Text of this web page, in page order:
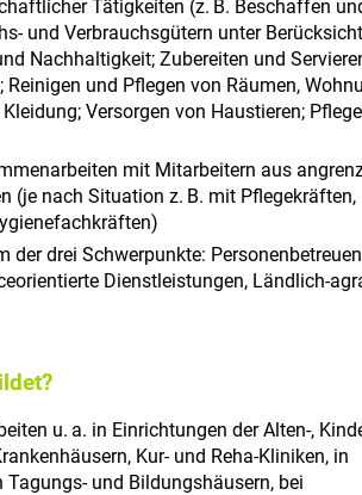
Tätigkeiten (z. B. Beschaffen
und Verbrauchsgütern unter
Nachhaltigkeit; Zubereiten und
Reinigen und Pflegen von Räumen,
Versorgen von Haustieren;
mit Mitarbeitern aus
(je nach Situation z. B. mit Pflegekräften,
der drei Schwerpunkte:
Dienstleistungen, Ländlich-
u. a. in Einrichtungen der Alten-,
Kur- und Reha-Kliniken, in
Tagungs- und Bildungshäusern, bei